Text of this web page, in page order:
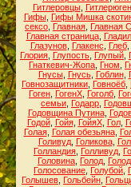
Гитлеровцы,
Гифы, Гифы Мишка
сексо Главная Главная
Главная страница,
Глазунов, Глакенс Глеб,
Глория Глупость Глупый
Гнаткевич-Жопа Гном
Гнусы, Гнусь, Гоблин,
Говнозащитники Говноёб
Гоген ГогенХ Гоголб
семьи Годарр
Годовщина Путина,
Годой, Гойя, ГойяХ, Гол,
Голая, Голая обезьяна,
Голивуд, Голикова,
Голландия Голливуд
Головина Голод
Голосование Голубой
Голышев Гольбейн